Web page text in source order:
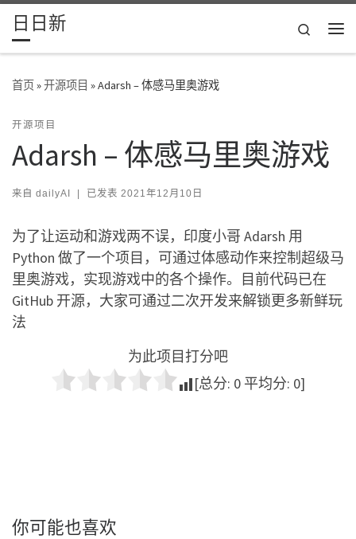
Skip to content
日日新
Search
首页»开源项目 »Adarsh – 体感马里奥游戏
开源项目
Adarsh – 体感马里奥游戏
来自 dailyAI | 已发表 2021年12月10日
为了让运动和游戏两不误，印度小哥 Adarsh 用
Python 做了一个项目，可通过体感动作来控制超级马
里奥游戏，实现游戏中的各个操作。目前代码已在
GitHub 开源，大家可通过二次开发来解锁更多新鲜玩
法
为此项目打分吧
[总分: 0 平均分: 0]
你可能也喜欢